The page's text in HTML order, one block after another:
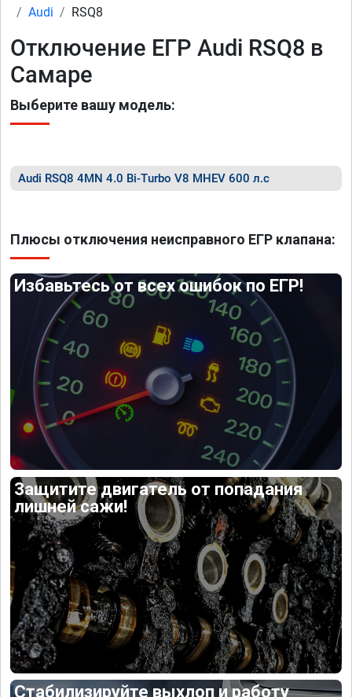
Audi
RSQ8
Отключение ЕГР Audi RSQ8 в
Самаре
Выберите вашу модель:
Audi RSQ8 4MN 4.0 Bi-Turbo V8 MHEV 600 л.с
Плюсы отключения неисправного ЕГР клапана:
Избавьтесь от всех ошибок по ЕГР!
Защитите двигатель от попадания
лишней сажи!
Стабилизируйте выхлоп и работу